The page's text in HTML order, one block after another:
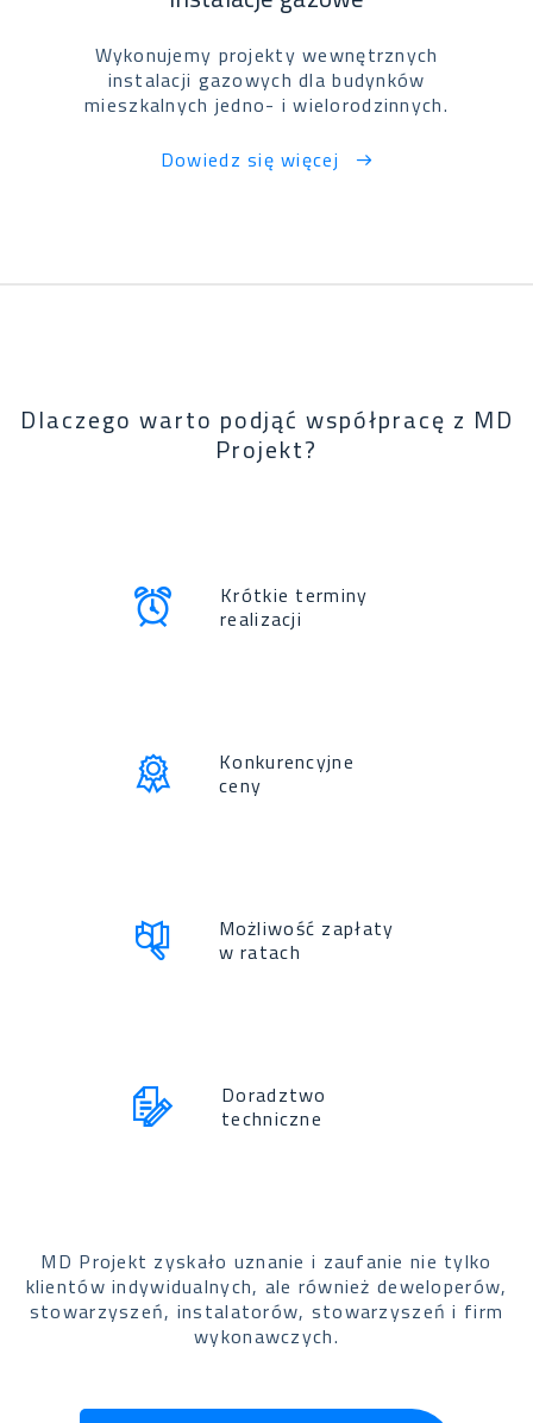
Wykonujemy projekty wewnętrznych
instalacji gazowych dla budynków
mieszkalnych jedno- i wielorodzinnych.
Dowiedz się więcej
Dlaczego warto podjąć współpracę z MD
Projekt?
Krótkie terminy
realizacji
Konkurencyjne
ceny
Możliwość zapłaty
w ratach
Doradztwo
techniczne
MD Projekt zyskało uznanie i zaufanie nie tylko
klientów indywidualnych, ale również deweloperów,
stowarzyszeń, instalatorów, stowarzyszeń i firm
wykonawczych.